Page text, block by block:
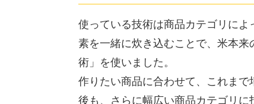
使っている技術は商品カテゴリに
素を一緒に炊き込むことで、米本
術」を使いました。
作りたい商品に合わせて、これま
後も、さらに幅広い商品カテゴリに